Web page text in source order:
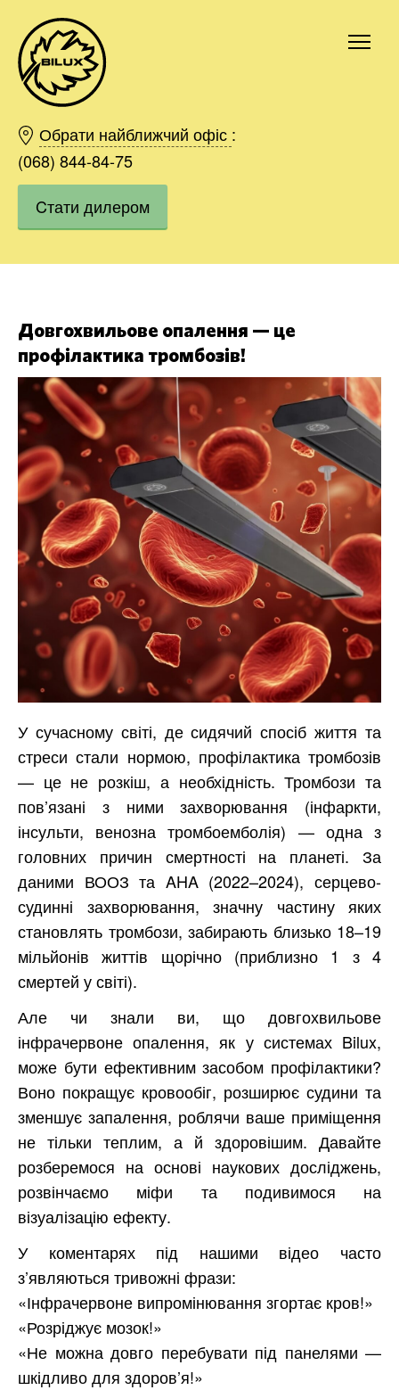
Обрати найближчий офіс :
(068) 844-84-75
Cтати дилером
Довгохвильове опалення — це
профілактика тромбозів!
У сучасному світі, де сидячий спосіб життя та
стреси стали нормою, профілактика тромбозів
— це не розкіш, а необхідність. Тромбози та
пов’язані з ними захворювання (інфаркти,
інсульти, венозна тромбоемболія) — одна з
головних причин смертності на планеті. За
даними ВООЗ та AHA (2022–2024), серцево-
судинні захворювання, значну частину яких
становлять тромбози, забирають близько 18–19
мільйонів життів щорічно (приблизно 1 з 4
смертей у світі).
Але чи знали ви, що довгохвильове
інфрачервоне опалення, як у системах Bilux,
може бути ефективним засобом профілактики?
Воно покращує кровообіг, розширює судини та
зменшує запалення, роблячи ваше приміщення
не тільки теплим, а й здоровішим. Давайте
розберемося на основі наукових досліджень,
розвінчаємо міфи та подивимося на
візуалізацію ефекту.
У коментарях під нашими відео часто
з’являються тривожні фрази:
«Інфрачервоне випромінювання згортає кров!»
«Розріджує мозок!»
«Не можна довго перебувати під панелями —
шкідливо для здоров’я!»
Київ
Харків
Одесса
Дніпро
Івано-Франківськ
Область
Замовити